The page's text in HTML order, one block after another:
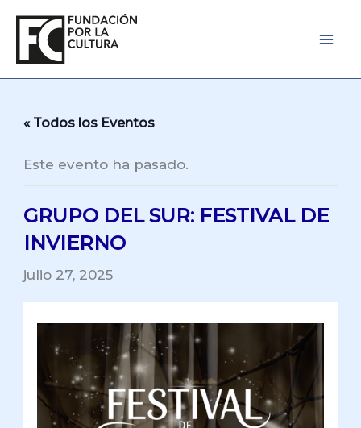
contenido
« Todos los Eventos
Este evento ha pasado.
GRUPO DEL SUR: FESTIVAL DE
INVIERNO
julio 27, 2025